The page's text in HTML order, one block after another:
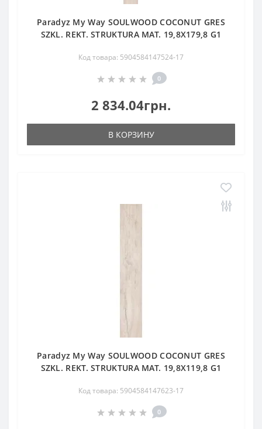
Paradyz My Way SOULWOOD COCONUT GRES
SZKL. REKT. STRUKTURA MAT. 19,8X179,8 G1
Код товара: 5904584147524-17
0
2 834.04грн.
В КОРЗИНУ
Paradyz My Way SOULWOOD COCONUT GRES
SZKL. REKT. STRUKTURA MAT. 19,8X119,8 G1
Код товара: 5904584147623-17
0